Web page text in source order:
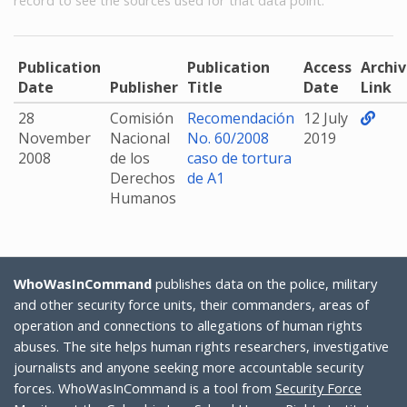
33/o. Batallón de Infantería de la sexta zona militar en
Torreón, Coahuila”.
Publication
Date
Publisher
Publication
Title
Access
Date
Link
28
November
2008
Comisión
Nacional
de los
Derechos
Humanos
Recomendación
No. 60/2008
caso de tortura
de A1
12 July
2019
WhoWasInCommand publishes data on the police, military
and other security force units, their commanders, areas of
operation and connections to allegations of human rights
abuses. The site helps human rights researchers, investigative
journalists and anyone seeking more accountable security
forces. WhoWasInCommand is a tool from Security Force